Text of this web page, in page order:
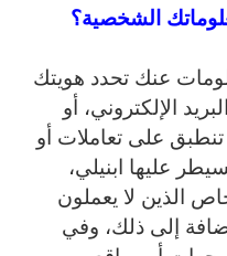
الشخصية؟
عنك تحدد هويتك
الإلكتروني، أو
على تعاملات أو
عليها ابنيلي،
الذين لا يعملون
إلى ذلك، وفي